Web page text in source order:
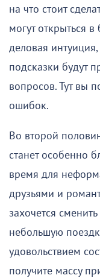
на что стоит
могут открыться
деловая
подсказки будут
вопросов. Тут вы
ошибок.
Во второй
станет особенно
время для
друзьями и
захочется
небольшую
удовольствием
получите массу